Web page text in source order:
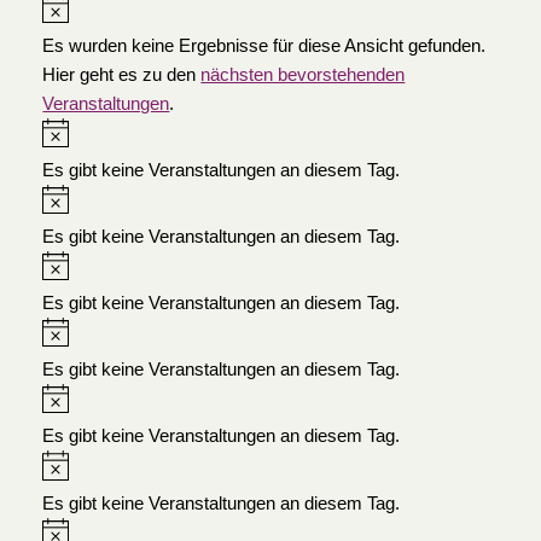
Es wurden keine Ergebnisse für diese Ansicht gefunden.
Hier geht es zu den nächsten bevorstehenden
Veranstaltungen.
Es gibt keine Veranstaltungen an diesem Tag.
Es gibt keine Veranstaltungen an diesem Tag.
Es gibt keine Veranstaltungen an diesem Tag.
Es gibt keine Veranstaltungen an diesem Tag.
Es gibt keine Veranstaltungen an diesem Tag.
Es gibt keine Veranstaltungen an diesem Tag.